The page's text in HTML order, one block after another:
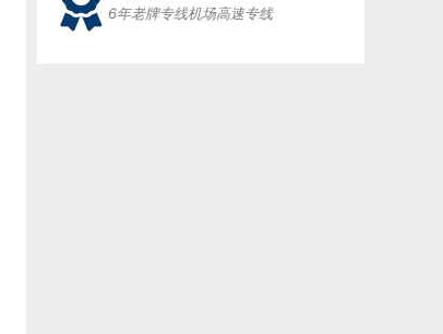
6年老牌专线机场高速专线